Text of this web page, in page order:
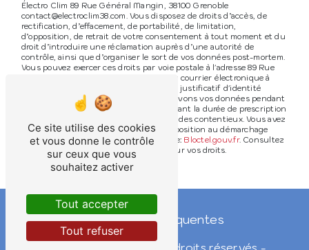
Électro Clim 89 Rue Général Mangin, 38100 Grenoble
contact@electroclim38.com. Vous disposez de droits d’accès, de
rectification, d’effacement, de portabilité, de limitation,
d’opposition, de retrait de votre consentement à tout moment et du
droit d’introduire une réclamation auprès d’une autorité de
contrôle, ainsi que d’organiser le sort de vos données post-mortem.
Vous pouvez exercer ces droits par voie postale à l'adresse 89 Rue
Général Mangin, 38100 Grenoble ou par courrier électronique à
l'adresse contact@electroclim38.com. Un justificatif d'identité
pourra vous être demandé. Nous conservons vos données pendant
la période de prise de contact puis pendant la durée de prescription
légale aux fins probatoires et de gestion des contentieux. Vous avez
le droit de vous inscrire sur la liste d'opposition au démarchage
téléphonique, disponible à cette adresse:
Bloctel.gouv.fr. Consultez
le site cnil.fr pour plus d’informations sur vos droits.
Recherches fréquentes
- 2026 - Tous droits réservés -
Ce site utilise des cookies
et vous donne le contrôle
sur ceux que vous
souhaitez activer
Tout accepter
Tout refuser